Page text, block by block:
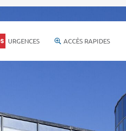
URGENCES ACCÈS RAPIDES